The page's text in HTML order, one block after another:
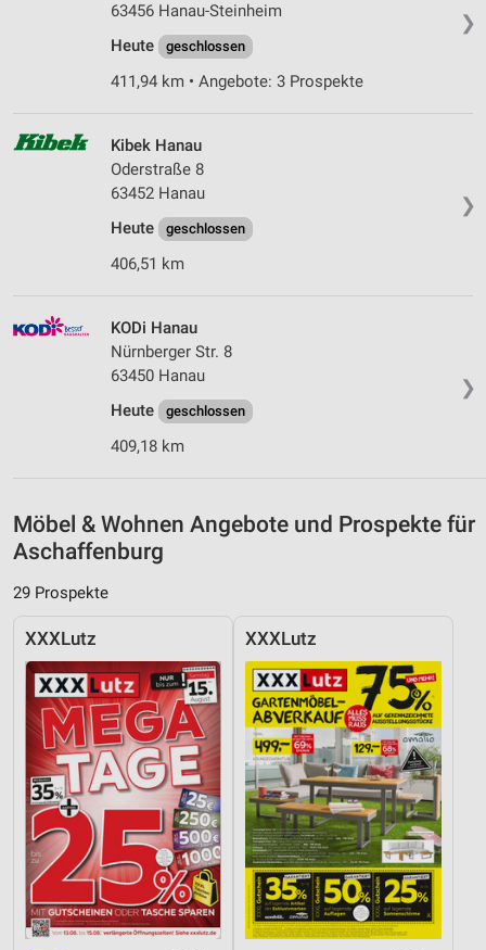
❯
63456 Hanau-Steinheim
Heute
geschlossen
411,94 km • Angebote: 3 Prospekte
❯
Kibek Hanau
Oderstraße 8
63452 Hanau
Heute
geschlossen
406,51 km
❯
KODi Hanau
Nürnberger Str. 8
63450 Hanau
Heute
geschlossen
409,18 km
Möbel & Wohnen Angebote und Prospekte für
Aschaffenburg
29 Prospekte
XXXLutz XXXLutz